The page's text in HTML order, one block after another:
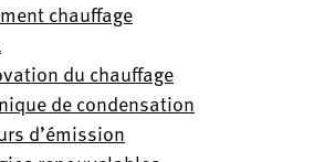
chauffage
du chauffage
de condensation
d’émission